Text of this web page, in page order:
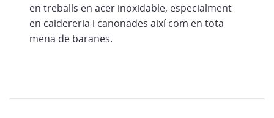
en treballs en acer inoxidable, especialment
en caldereria i canonades així com en tota
mena de baranes.